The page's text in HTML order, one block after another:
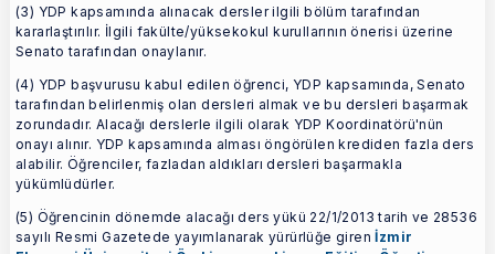
(3) YDP kapsamında alınacak dersler ilgili bölüm tarafından
kararlaştırılır. İlgili fakülte/yüksekokul kurullarının önerisi üzerine
Senato tarafından onaylanır.
(4) YDP başvurusu kabul edilen öğrenci, YDP kapsamında, Senato
tarafından belirlenmiş olan dersleri almak ve bu dersleri başarmak
zorundadır. Alacağı derslerle ilgili olarak YDP Koordinatörü'nün
onayı alınır. YDP kapsamında alması öngörülen krediden fazla ders
alabilir. Öğrenciler, fazladan aldıkları dersleri başarmakla
yükümlüdürler.
(5) Öğrencinin dönemde alacağı ders yükü 22/1/2013 tarih ve 28536
sayılı Resmi Gazetede yayımlanarak yürürlüğe girenİzmir